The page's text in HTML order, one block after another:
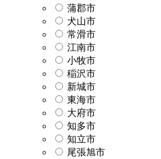
蒲郡市
犬山市
常滑市
江南市
小牧市
稲沢市
新城市
東海市
大府市
知多市
知立市
尾張旭市